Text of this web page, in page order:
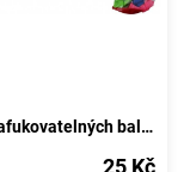
Sada 5 nafukovatelných balónků o průměru 30 cm - číslo dva
25 Kč